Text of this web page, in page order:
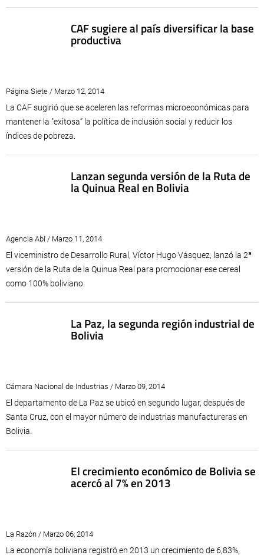
CAF sugiere al país diversificar la base
productiva
Página Siete / Marzo 12, 2014
La CAF sugirió que se aceleren las reformas microeconómicas para
mantener la "exitosa” la política de inclusión social y reducir los
índices de pobreza.
Lanzan segunda versión de la Ruta de
la Quinua Real en Bolivia
Agencia Abi / Marzo 11, 2014
El viceministro de Desarrollo Rural, Víctor Hugo Vásquez, lanzó la 2ª
versión de la Ruta de la Quinua Real para promocionar ese cereal
como 100% boliviano.
La Paz, la segunda región industrial de
Bolivia
Cámara Nacional de Industrias / Marzo 09, 2014
El departamento de La Paz se ubicó en segundo lugar, después de
Santa Cruz, con el mayor número de industrias manufactureras en
Bolivia.
El crecimiento económico de Bolivia se
acercó al 7% en 2013
La Razón / Marzo 06, 2014
La economía boliviana registró en 2013 un crecimiento de 6,83%,